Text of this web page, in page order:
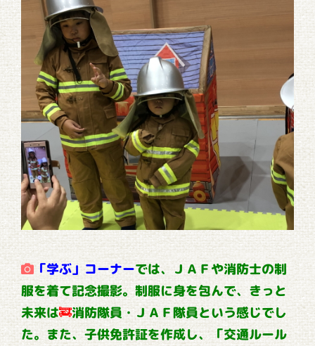
「学ぶ」コーナーでは、ＪＡＦや消防士の制
服を着て記念撮影。制服に身を包んで、きっと
未来は🚒消防隊員・ＪＡＦ隊員という感じでし
た。また、子供免許証を作成し、「交通ルール